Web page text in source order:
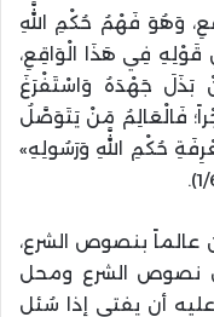
وَهُوَ فَهْمُ حُكْمِ اللَّهِ
فِي هَذَا الْوَاقِعِ،
بَذَلَ جَهْدَهُ وَاسْتَفْرَغَ
فَالْعَالِمُ مَنْ يَتَوَصَّلُ
حُكْمِ اللَّهِ وَرَسُولِهِ»
عالماً بنصوص الشرع،
نصوص الشرع ومحل
عليه أن يفتي إذا سُئل